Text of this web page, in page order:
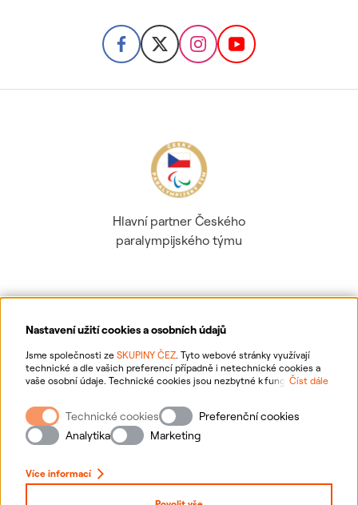
Nastavení užití cookies a osobních údajů
Jsme společnosti ze SKUPINY ČEZ. Tyto webové stránky využívají
technické a dle vašich preferencí případně i netechnické cookies a
vaše osobní údaje. Technické cookies jsou nezbytné k fungování
webové stránky vašim preferencím, k personalizaci reklam a analytice.
Pro sběr a zpracování netechnických cookies a vašich osobních údajů
nám můžete udělit souhlas. Bližší informace o vašich právech,
zpracování osobních údajů, včetně možnosti odvolání udělených
Číst dále
Technické cookies
Preferenční cookies
Analytika
Marketing
Více informací
Hlavní partner Českého
paralympijského týmu
Ochrana osobních údajů
Informace o webu
Nastavení cookies
Přihlásit se